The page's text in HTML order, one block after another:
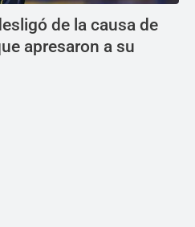
de la causa de
apresaron a su